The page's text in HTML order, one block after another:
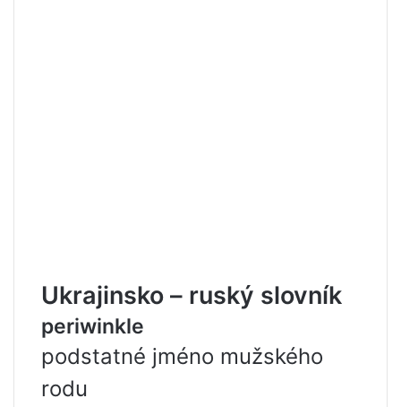
Ukrajinsko – ruský slovník
periwinkle
podstatné jméno mužského
rodu